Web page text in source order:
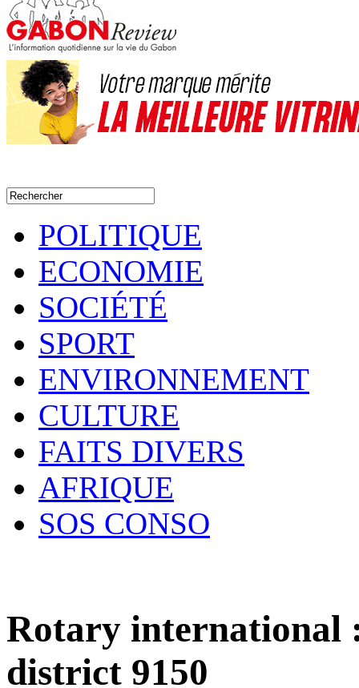
POLITIQUE
ECONOMIE
SOCIÉTÉ
SPORT
ENVIRONNEMENT
CULTURE
FAITS DIVERS
AFRIQUE
SOS CONSO
Rotary international
district 9150